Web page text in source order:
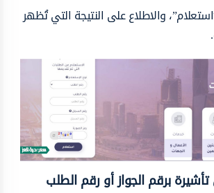
والاطلاع على النتيجة التي تُظهر
برقم الجواز أو رقم الطلب